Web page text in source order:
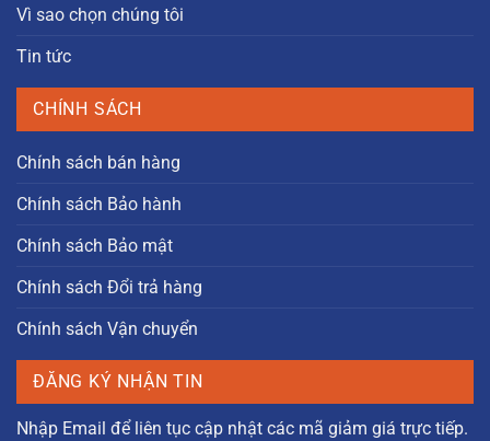
Vì sao chọn chúng tôi
Tin tức
CHÍNH SÁCH
Chính sách bán hàng
Chính sách Bảo hành
Chính sách Bảo mật
Chính sách Đổi trả hàng
Chính sách Vận chuyển
ĐĂNG KÝ NHẬN TIN
Nhập Email để liên tục cập nhật các mã giảm giá trực tiếp.